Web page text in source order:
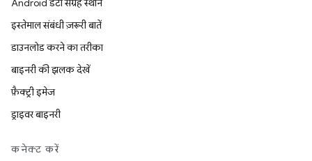
Android डेटा संग्रह स्थान
इस्तेमाल संबंधी ज़रूरी बातें
डाउनलोड करने का तरीका
बाइनरी की झलक देखें
फ़ैक्ट्री इमेज
ड्राइवर बाइनरी
कनेक्ट करें